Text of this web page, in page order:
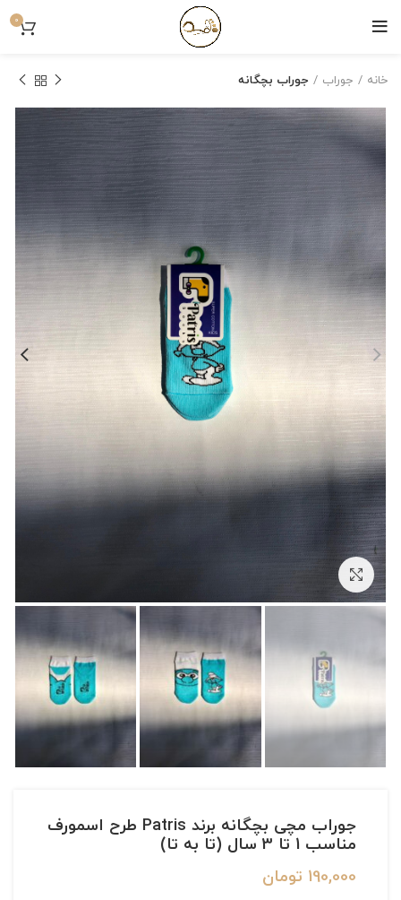
0
خانه جوراب جوراب بچگانه
بزرگنمایی تصویر
جوراب مچی بچگانه برند Patris طرح اسمورف
مناسب 1 تا 3 سال (تا به تا)
190,000 تومان